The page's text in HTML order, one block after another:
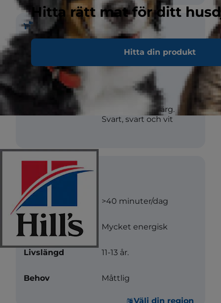
Hitta rätt mat för ditt
Hitta din produkt
Välj din region
Päls
Struktur
Svart med tanfärg.
Svart, svart och vit
Vård
Motion >40 minuter/dag
Aktivitetsnivå Mycket energisk
Livslängd 11-13 år.
Behov Måttlig